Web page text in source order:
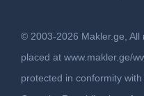
© 2003-2026 Makler.ge,
placed at www.makler.ge/
protected in conformity